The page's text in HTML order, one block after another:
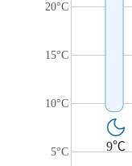
20°C
15°C
10°C
5°C 9℃